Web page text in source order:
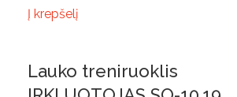
Į krepšelį
Lauko treniruoklis